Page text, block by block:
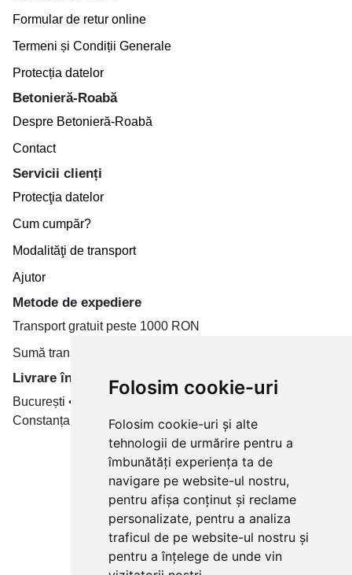
Folosim cookie-uri
Folosim cookie-uri și alte
tehnologii de urmărire pentru a
îmbunătăți experiența ta de
navigare pe website-ul nostru,
pentru afișa conținut și reclame
personalizate, pentru a analiza
traficul de pe website-ul nostru și
pentru a înțelege de unde vin
Formular de retur online
Termeni și Condiții Generale
Protecția datelor
Betonieră-Roabă
Despre Betonieră-Roabă
Contact
Servicii clienți
Protecţia datelor
Cum cumpăr?
Modalităţi de transport
Ajutor
Metode de expediere
Transport gratuit peste 1000 RON
Sumă transport de la 19.99 RON
Livrare în toate țară
București • Cluj-Napoca • Brașov • Timișoara • Iași •
Constanța • Craiova
Plăți cu card bancar prin